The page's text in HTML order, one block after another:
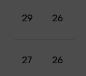
26
29
26
27